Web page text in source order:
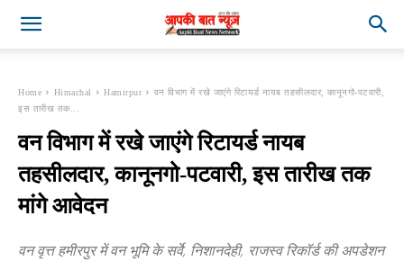
Home Himachal Hamirpur
वन विभाग में रखे जाएंगे रिटायर्ड नायब तहसीलदार, कानूनगो-पटवारी,
इस तारीख तक...
वन विभाग में रखे जाएंगे रिटायर्ड नायब
तहसीलदार, कानूनगो-पटवारी, इस तारीख तक
मांगे आवेदन
वन वृत्त हमीरपुर में वन भूमि के सर्वे, निशानदेही, राजस्व रिकॉर्ड की अपडेशन